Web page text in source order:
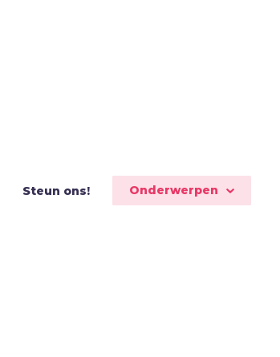
Steun ons! Onderwerpen